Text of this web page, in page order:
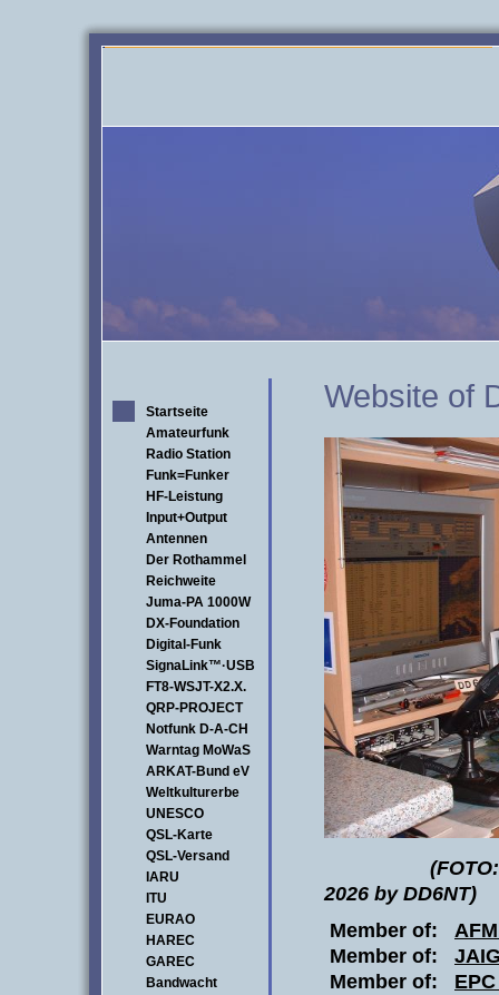
Startseite
Amateurfunk
Radio Station
Funk=Funker
HF-Leistung
Input+Output
Antennen
Der Rothammel
Reichweite
Juma-PA 1000W
DX-Foundation
Digital-Funk
SignaLink™·USB
FT8-WSJT-X2.X.
QRP-PROJECT
Notfunk D-A-CH
Warntag MoWaS
ARKAT-Bund eV
Weltkulturerbe
UNESCO
QSL-Karte
QSL-Versand
IARU
ITU
EURAO
HAREC
GAREC
Bandwacht
Website of
2026 by DD6NT)
Member of:
Member of:
Member of: